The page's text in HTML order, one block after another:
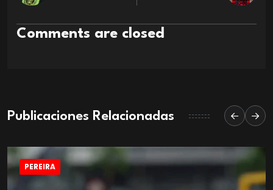
Comments are closed
Publicaciones Relacionadas
PEREIRA